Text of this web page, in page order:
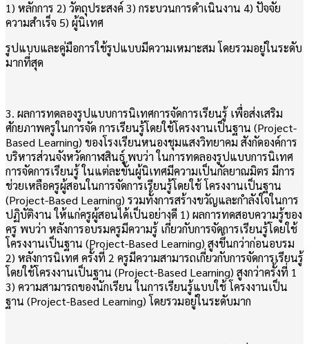
1) หลักการ 2) วัตถุประสงค์ 3) กระบวนการดำเนินงาน 4) ปัจจัย
ความสำเร็จ 5) ผู้นิเทศ
รูปแบบและคู่มือการใช้รูปแบบมีความเหมาะสม โดยรวมอยู่ในระดับ
มากที่สุด
3. ผลการทดลองรูปแบบการนิเทศการจัดการเรียนรู้ เพื่อส่งเสริม
ศักยภาพครูในการจัด การเรียนรู้โดยใช้โครงงานเป็นฐาน (Project-
Based Learning) ของโรงเรียนหนองชุมแสงวิทยาคม สังกัดองค์การ
บริหารส่วนจังหวัดกาฬสินธุ์ พบว่า ในการทดลองรูปแบบการนิเทศ
การจัดการเรียนรู้ ในแต่ละขั้นผู้นิเทศมีความเป็นกัลยาณมิตร มีการ
ช่วยเหลือครูผู้สอนในการจัดการเรียนรู้โดยใช้ โครงงานเป็นฐาน
(Project-Based Learning) รวมทั้งการสร้างขวัญและกำลังใจในการ
ปฏิบัติงาน ให้แก่ครูผู้สอนได้เป็นอย่างดี 1) ผลการทดสอบความรู้ของ
ครู พบว่า หลังการอบรมครูมีความรู้ เกี่ยวกับการจัดการเรียนรู้โดยใช้
โครงงานเป็นฐาน (Project-Based Learning) สูงขึ้นกว่าก่อนอบรม
2) หลังการนิเทศ ครั้งที่ 2 ครูมีความสามารถเกี่ยวกับการจัดการเรียนรู้
โดยใช้โครงงานเป็นฐาน (Project-Based Learning) สูงกว่าครั้งที่ 1
3) ความสามารถของนักเรียน ในการเรียนรู้แบบใช้ โครงงานเป็น
ฐาน (Project-Based Learning) โดยรวมอยู่ในระดับมาก